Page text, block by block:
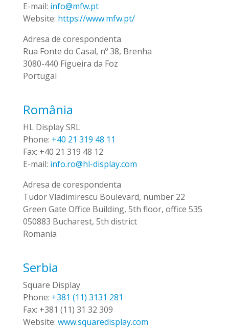
E-mail: info@mfw.pt
Website: https://www.mfw.pt/
Adresa de corespondenta
Rua Fonte do Casal, nº 38, Brenha
3080-440 Figueira da Foz
Portugal
România
HL Display SRL
Phone: +40 21 319 48 11
Fax: +40 21 319 48 12
E-mail: info.ro@hl-display.com
Adresa de corespondenta
Tudor Vladimirescu Boulevard, number 22
Green Gate Office Building, 5th floor, office 535
050883 Bucharest, 5th district
Romania
Serbia
Square Display
Phone: +381 (11) 3131 281
Fax: +381 (11) 31 32 309
Website: www.squaredisplay.com